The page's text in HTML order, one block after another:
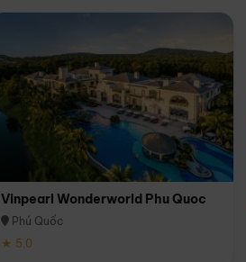
Vinpearl Wonderworld Phu Quoc
Phú Quốc
★ 5.0